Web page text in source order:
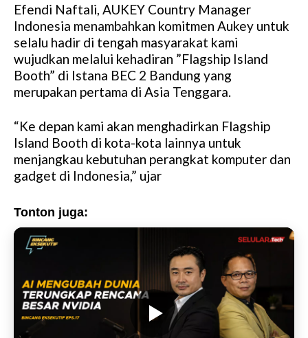
Efendi Naftali, AUKEY Country Manager
Indonesia menambahkan komitmen Aukey untuk
selalu hadir di tengah masyarakat kami
wujudkan melalui kehadiran ”Flagship Island
Booth” di Istana BEC 2 Bandung yang
merupakan pertama di Asia Tenggara.
“Ke depan kami akan menghadirkan Flagship
Island Booth di kota-kota lainnya untuk
menjangkau kebutuhan perangkat komputer dan
gadget di Indonesia,” ujar
Tonton juga: